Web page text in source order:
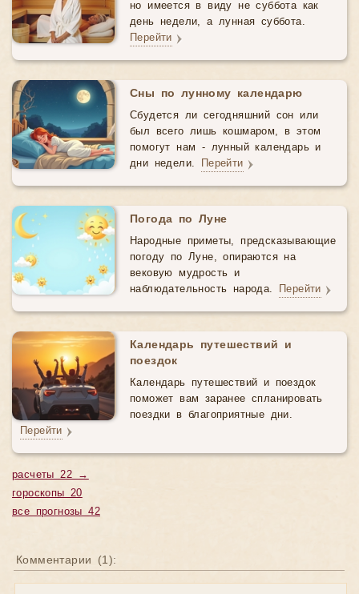
но имеется в виду не суббота как
день недели, а лунная суббота.
Перейти
Сны по лунному календарю
Сбудется ли сегодняшний сон или
был всего лишь кошмаром, в этом
помогут нам - лунный календарь и
дни недели. Перейти
Погода по Луне
Народные приметы, предсказывающие
погоду по Луне, опираются на
вековую мудрость и
наблюдательность народа. Перейти
Календарь путешествий и
поездок
Календарь путешествий и поездок
поможет вам заранее спланировать
поездки в благоприятные дни.
Перейти
расчеты 22 →
гороскопы 20
все прогнозы 42
Комментарии (1):